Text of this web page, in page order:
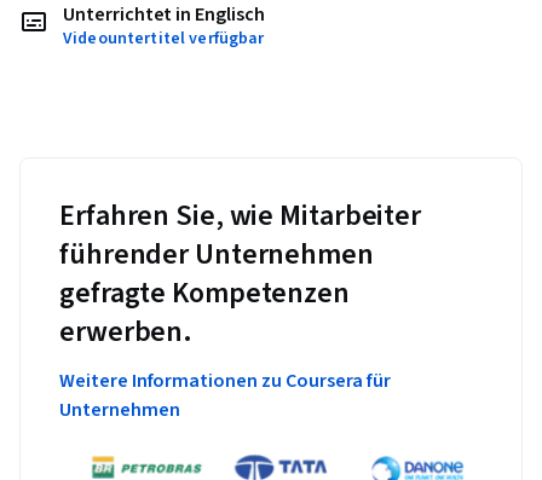
Unterrichtet in Englisch
Videountertitel verfügbar
Erfahren Sie, wie Mitarbeiter
führender Unternehmen
gefragte Kompetenzen
erwerben.
Weitere Informationen zu Coursera für
Unternehmen